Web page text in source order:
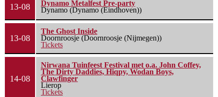
13-08
Dynamo Metalfest Pre-party
Dynamo (Dynamo (Eindhoven))
13-08
The Ghost Inside
Doornroosje (Doornroosje (Nijmegen))
Tickets
14-08
Nirwana Tuinfeest Festival met o.a. John Coffey,
The Dirty Daddies, Hiqpy, Wodan Boys,
Clawfinger
Lierop
Tickets